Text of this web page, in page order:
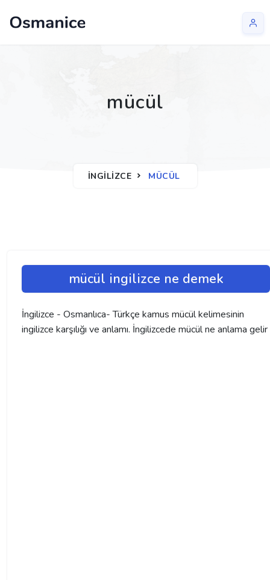
mücül
İNGILIZCE MÜCÜL
mücül ingilizce ne demek
İngilizce - Osmanlıca- Türkçe kamus mücül kelimesinin
ingilizce karşılığı ve anlamı. İngilizcede mücül ne anlama gelir